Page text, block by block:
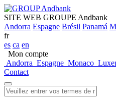
SITE WEB GROUPE Andbank
Andorra Espagne Brésil Panamá
fr
es ca en
Mon compte
Andorra Espagne Monaco
Contact